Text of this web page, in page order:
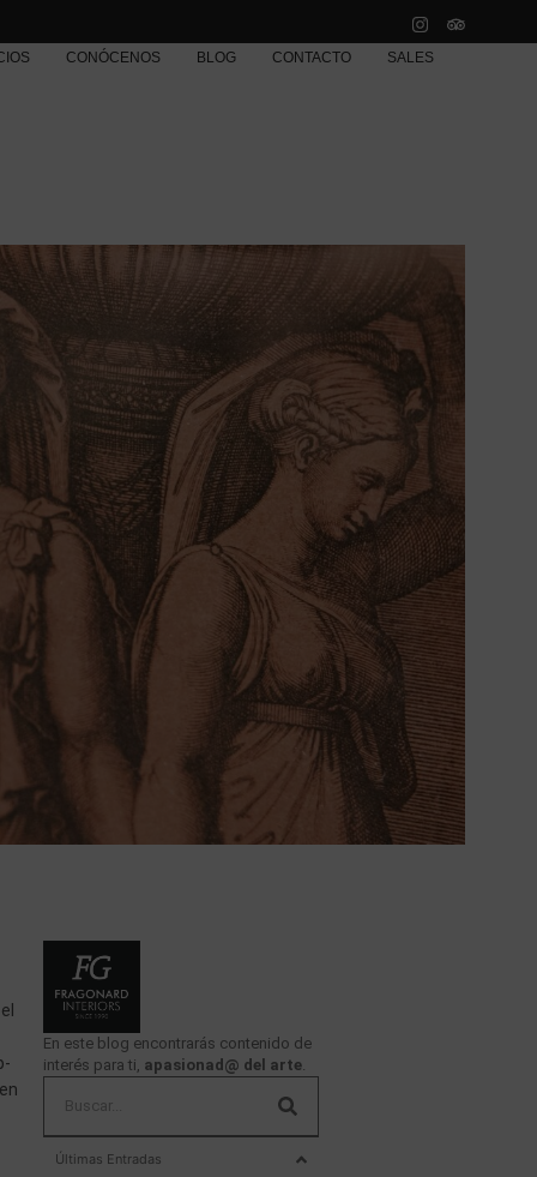
CONÓCENOS BLOG CONTACTO SALES
En este blog encontrarás contenido de
interés para ti, apasionad@ del arte.
Últimas Entradas